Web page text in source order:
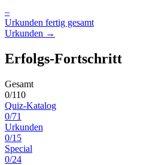
–
Urkunden fertig gesamt
Urkunden →
Erfolgs-Fortschritt
Gesamt
0/110
Quiz-Katalog
0/71
Urkunden
0/15
Special
0/24